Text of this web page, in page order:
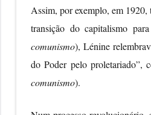
Assim, por exemplo, em 1920,
transição do capitalismo
comunismo), Lénine
do Poder pelo proletariado”,
comunismo).